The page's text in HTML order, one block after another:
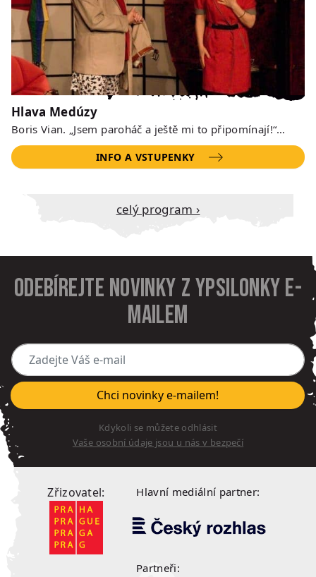
Hlava Medúzy
Boris Vian. „Jsem paroháč a ještě mi to připomínají!“…
INFO A VSTUPENKY
Celý program ›
Odebírejte novinky z Ypsilonky e-
mailem
Zadejte Váš e-mail
Chci novinky e-mailem!
Kdykoli se můžete odhlásit
Vaše osobní údaje jsou u nás v bezpečí
Zřizovatel: Hlavní mediální partner:
Partneři: